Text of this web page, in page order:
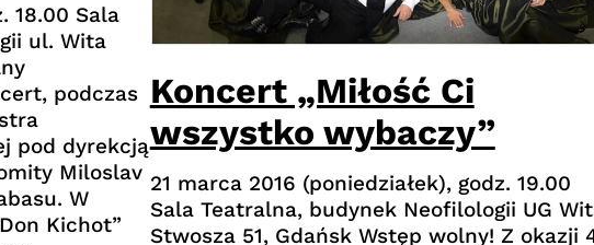
18.00 Sala
ul. Wita
podczas
pod dyrekcją
Miloslav
W
Kichot”
Koncert „Miłość Ci
wszystko wybaczy”
21 marca 2016 (poniedziałek), godz. 19.00
Sala Teatralna, budynek Neofilologii UG
Stwosza 51, Gdańsk Wstęp wolny! Z okazji